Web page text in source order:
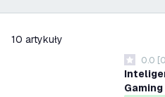
10 artykuły
Gaming
0 0.0 [0
filtruj